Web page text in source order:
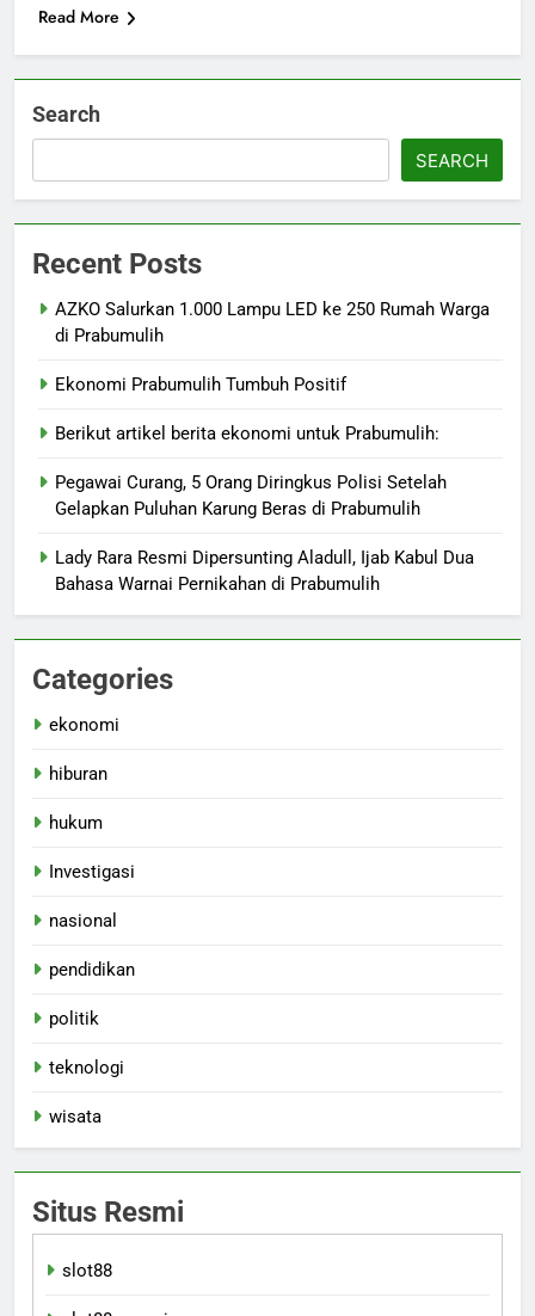
Read More
Search
SEARCH
Recent Posts
AZKO Salurkan 1.000 Lampu LED ke 250 Rumah Warga
di Prabumulih
Ekonomi Prabumulih Tumbuh Positif
Berikut artikel berita ekonomi untuk Prabumulih:
Pegawai Curang, 5 Orang Diringkus Polisi Setelah
Gelapkan Puluhan Karung Beras di Prabumulih
Lady Rara Resmi Dipersunting Aladull, Ijab Kabul Dua
Bahasa Warnai Pernikahan di Prabumulih
Categories
ekonomi
hiburan
hukum
Investigasi
nasional
pendidikan
politik
teknologi
wisata
Situs Resmi
slot88